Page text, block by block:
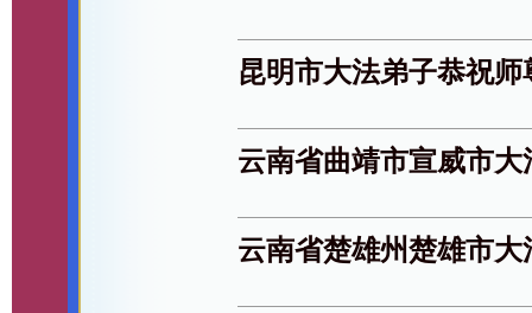
昆明市大法弟子恭祝
云南省曲靖市宣威市
云南省楚雄州楚雄市